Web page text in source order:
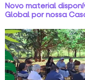
Novo material
Global por nossa